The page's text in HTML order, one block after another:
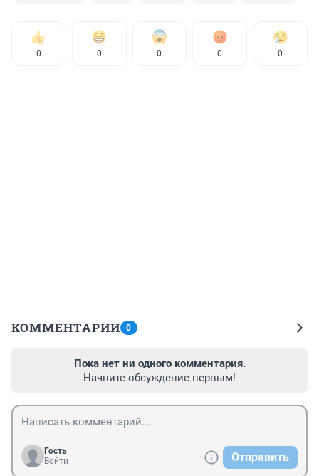
0 0 0 0 0
КОММЕНТАРИИ 0
Пока нет ни одного комментария.
Начните обсуждение первым!
Гость
Войти
Отправить